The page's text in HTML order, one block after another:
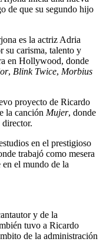
de que su segundo hijo
es la actriz Adria
su carisma, talento y
en Hollywood, donde
, Blink Twice, Morbius
proyecto de Ricardo
la canción Mujer, donde
director.
en el prestigioso
trabajó como mesera
el mundo de la
y de la
tuvo a Ricardo
de la administración